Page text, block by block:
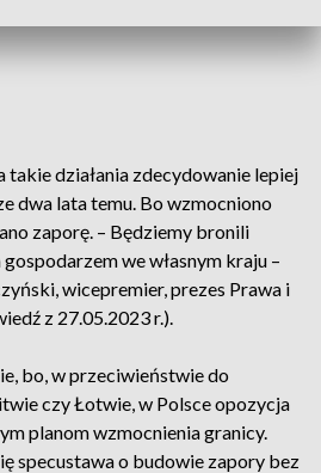
takie działania zdecydowanie lepiej
dwa lata temu. Bo wzmocniono
zaporę. – Będziemy bronili
we własnym kraju –
wicepremier, prezes Prawa i
z 27.05.2023 r.).
bo, w przeciwieństwie do
czy Łotwie, w Polsce opozycja
planom wzmocnienia granicy.
specustawa o budowie zapory bez